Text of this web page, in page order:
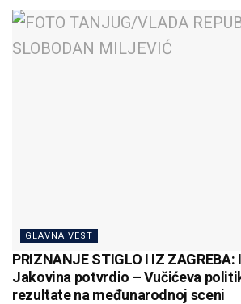
GLAVNA VEST
PRIZNANJE STIGLO I IZ
Jakovina potvrdio – Vučićeva
rezultate na međunarodnoj sceni